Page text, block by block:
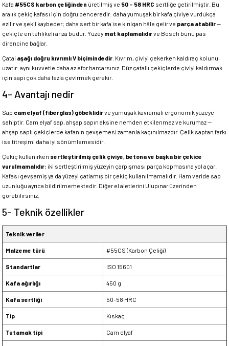
Kafa #55CS karbon çeliğinden üretilmiş ve 50 – 58 HRC sertliğe getirilmiştir. Bu
aralık çekiç kafası için doğru penceredir: daha yumuşak bir kafa çiviye vurdukça
ezilir ve şekil kaybeder; daha sert bir kafa ise kırılgan hâle gelir ve parça atabilir—
çekiçte en tehlikeli arıza budur. Yüzey mat kaplamalıdırve Bosch bunu pas
direncine bağlar.
Çatal aşağı doğru kıvrımlı V biçimindedir . Kıvrım, çiviyi çekerken kaldıraç kolunu
uzatır: aynı kuvvetle daha az efor harcarsınız. Düz çatallı çekiçlerde çiviyi kaldırmak
için sapı çok daha fazla çevirmek gerekir.
4- Avantajı nedir
Sap cam elyaf (fiberglas) göbeklidirve yumuşak kavramalı ergonomik yüzeye
sahiptir. Cam elyaf sap, ahşap sapın aksine nemden etkilenmez ve kurumaz —
ahşap saplı çekiçlerde kafanın gevşemesi zamanla kaçınılmazdır. Çelik saptan farkı
ise titreşimi daha iyi sönümlemesidir.
Çekiç kullanırken sertleştirilmiş çelik çiviye, betona ve başka bir çekice
vurulmamalıdır; iki sertleştirilmiş yüzeyin çarpışması parça kopmasına yol açar.
Kafası gevşemiş ya da yüzeyi çatlamış bir çekiç kullanılmamalıdır. Ham veride sap
uzunluğu ayrıca bildirilmemektedir. Diğer el aletlerini Ulupınar üzerinden
görebilirsiniz.
5- Teknik özellikler
Teknik veriler
Malzeme türü #55CS (Karbon Çeliği)
Standartlar ISO 15601
Kafa ağırlığı 450 g
Kafa sertliği 50-58 HRC
Tip Kıskaç
Tutamak tipi Cam elyaf